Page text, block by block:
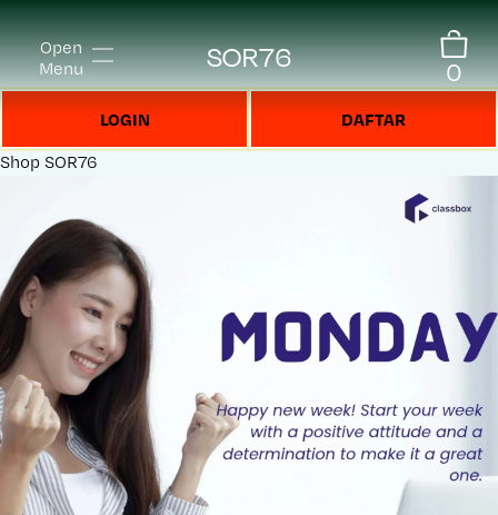
Open
Menu
SOR76 0
LOGIN DAFTAR
Shop SOR76